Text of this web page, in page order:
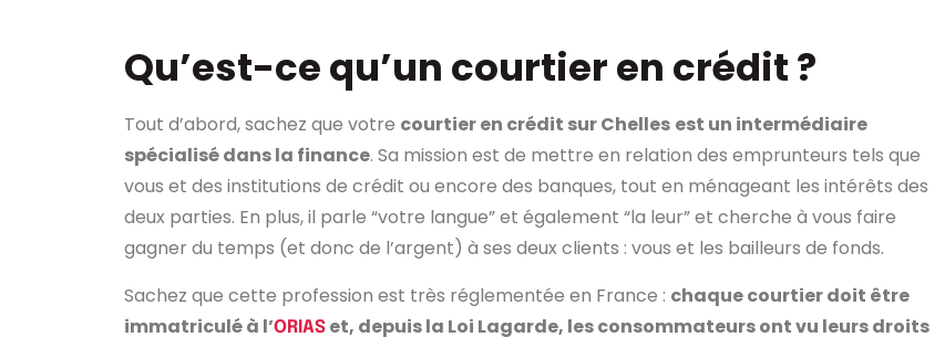
Qu’est-ce qu’un courtier en crédit ?
Tout d’abord, sachez que votre courtier en crédit sur Chelles est un intermédiaire
spécialisé dans la finance. Sa mission est de mettre en relation des emprunteurs tels que
vous et des institutions de crédit ou encore des banques, tout en ménageant les intérêts des
deux parties. En plus, il parle “votre langue” et également “la leur” et cherche à vous faire
gagner du temps (et donc de l’argent) à ses deux clients : vous et les bailleurs de fonds.
Sachez que cette profession est très réglementée en France : chaque courtier doit être
immatriculé à l’ORIAS et, depuis la Loi Lagarde, les consommateurs ont vu leurs droits